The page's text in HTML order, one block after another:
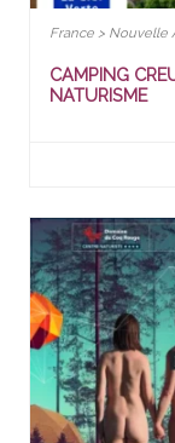
France > Nouvelle
CAMPING
NATURISME